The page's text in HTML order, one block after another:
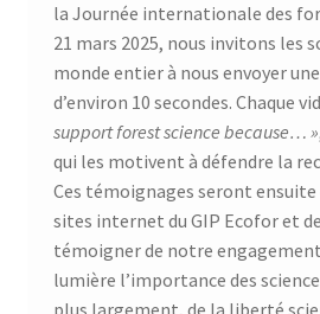
la Journée internationale des
21 mars 2025, nous invitons les
monde entier à nous envoyer
d’environ 10 secondes. Chaque
support forest science because… »
qui les motivent à défendre la
Ces témoignages seront ensuite
sites internet du GIP Ecofor et
témoigner de notre
lumière l’importance des